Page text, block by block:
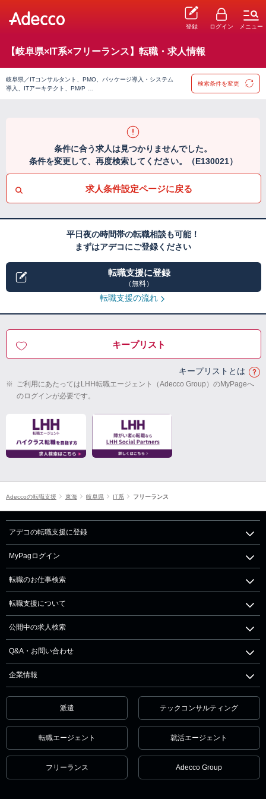
登録 ログイン メニュー
【岐阜県×IT系×フリーランス】転職・求人情報
岐阜県／ITコンサルタント、PMO、パッケージ導入・システム
導入、ITアーキテクト、PM/P …
検索条件を変更
条件に合う求人は見つかりませんでした。
条件を変更して、再度検索してください。（E130021）
求人条件設定ページに戻る
平日夜の時間帯の転職相談も可能！
まずはアデコにご登録ください
転職支援に登録
（無料）
転職支援の流れ
キープリスト
キープリストとは
※ ご利用にあたってはLHH転職エージェント（Adecco Group）のMyPageへ
のログインが必要です。
Adeccoの転職支援 東海 岐阜県 IT系 フリーランス
アデコの転職支援に登録
MyPagログイン
転職のお仕事検索
転職支援について
公開中の求人検索
Q&A・お問い合わせ
企業情報
派遣 テックコンサルティング
転職エージェント 就活エージェント
フリーランス Adecco Group